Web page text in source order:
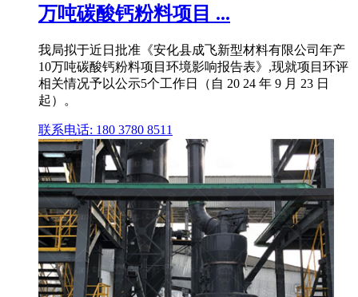
万吨碳酸钙粉料项目 ...
我局拟于近日批准《安化县成飞新型材料有限公司年产
10万吨碳酸钙粉料项目环境影响报告表》,现就项目环评
相关情况予以公示5个工作日（自 20 24 年 9 月 23 日
起）。
联系电话: 180 3780 8511